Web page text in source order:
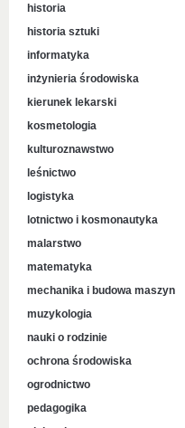
historia
historia sztuki
informatyka
inżynieria środowiska
kierunek lekarski
kosmetologia
kulturoznawstwo
leśnictwo
logistyka
lotnictwo i kosmonautyka
malarstwo
matematyka
mechanika i budowa maszyn
muzykologia
nauki o rodzinie
ochrona środowiska
ogrodnictwo
pedagogika